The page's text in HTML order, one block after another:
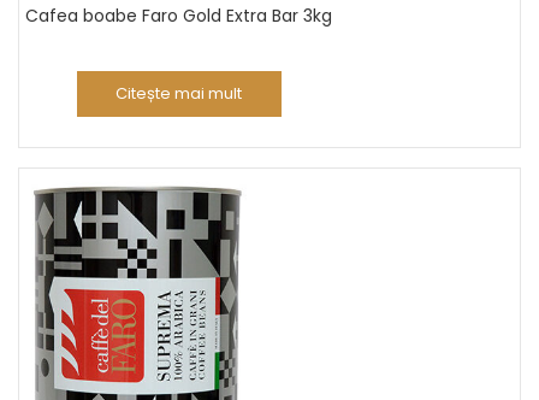
Cafea boabe Faro Gold Extra Bar 3kg
Citește mai mult